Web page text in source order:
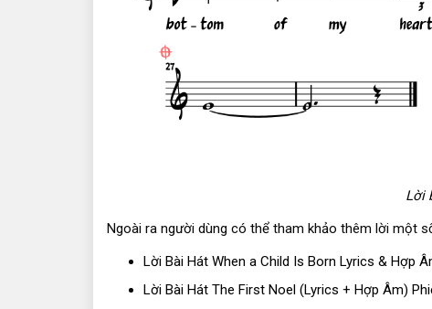
Lời
Ngoài ra người dùng có thể tham khảo thêm lời một
Lời Bài Hát When a Child Is Born Lyrics & Hợp
Lời Bài Hát The First Noel (Lyrics + Hợp Âm)